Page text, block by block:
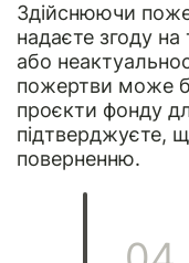
Здійснюючи
надаєте згоду
або
пожертви може
проєкти фонду
підтверджуєте,
поверненню.